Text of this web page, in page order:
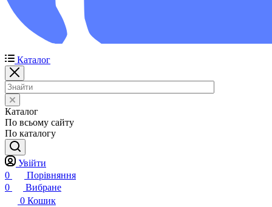
Каталог
Каталог
По всьому сайту
По каталогу
Увійти
0
Порівняння
0
Вибране
0 Кошик